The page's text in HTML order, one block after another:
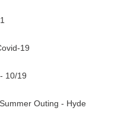
19
10/19
Outing - Hyde